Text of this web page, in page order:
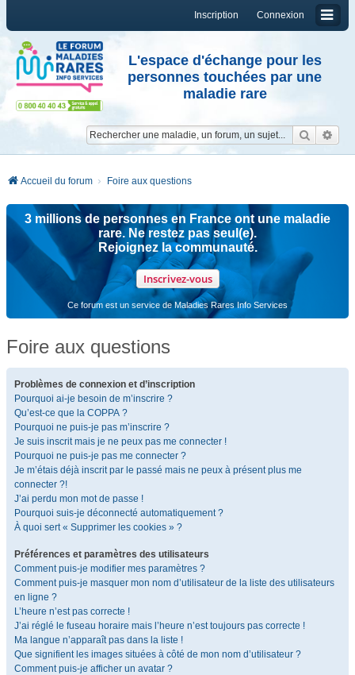
Connexion
Inscription
L'espace d'échange pour les
personnes touchées par une
maladie rare
Accueil du forum Foire aux questions
3 millions de personnes en France ont une maladie
rare. Ne restez pas seul(e).
Rejoignez la communauté.
Inscrivez-vous
Ce forum est un service de Maladies Rares Info Services
Foire aux questions
Problèmes de connexion et d’inscription
Pourquoi ai-je besoin de m’inscrire ?
Qu’est-ce que la COPPA ?
Pourquoi ne puis-je pas m’inscrire ?
Je suis inscrit mais je ne peux pas me connecter !
Pourquoi ne puis-je pas me connecter ?
Je m’étais déjà inscrit par le passé mais ne peux à présent plus me
connecter ?!
J’ai perdu mon mot de passe !
Pourquoi suis-je déconnecté automatiquement ?
À quoi sert « Supprimer les cookies » ?
Préférences et paramètres des utilisateurs
Comment puis-je modifier mes paramètres ?
Comment puis-je masquer mon nom d’utilisateur de la liste des utilisateurs
en ligne ?
L’heure n’est pas correcte !
J’ai réglé le fuseau horaire mais l’heure n’est toujours pas correcte !
Ma langue n’apparaît pas dans la liste !
Que signifient les images situées à côté de mon nom d’utilisateur ?
Comment puis-je afficher un avatar ?